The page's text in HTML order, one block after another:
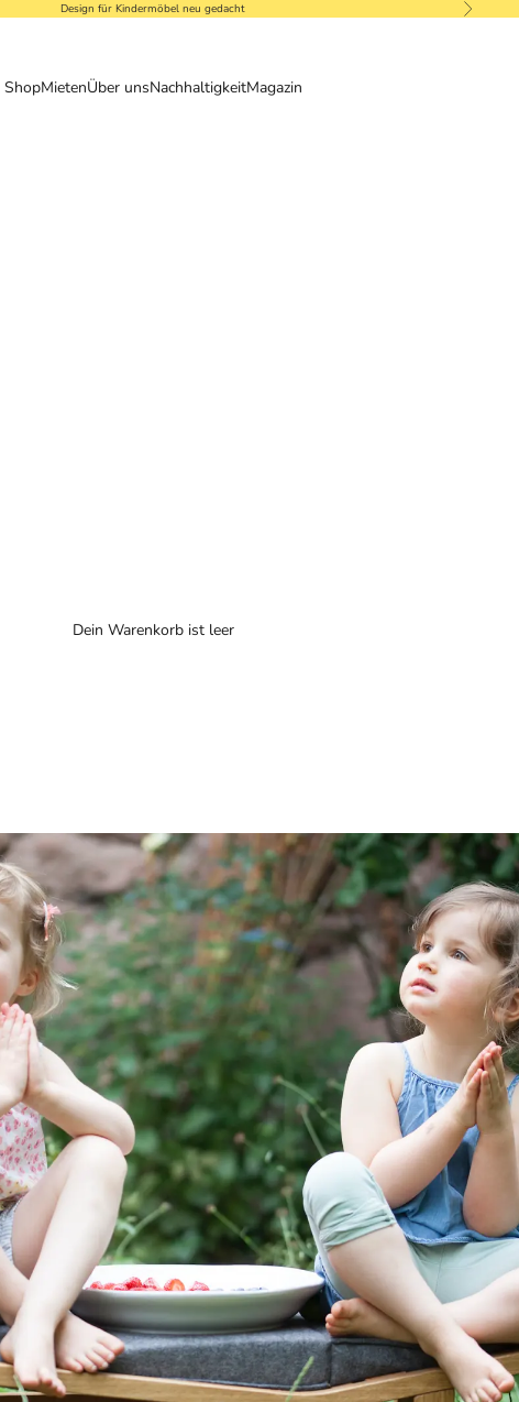
Design für Kindermöbel neu gedacht Vor
ShopMietenÜber unsNachhaltigkeitMagazin
Dein Warenkorb ist leer